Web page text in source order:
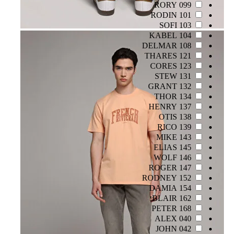
099 RORY
101 RODIN
103 SOFI
104 KABEL
108 DELMAR
121 THARES
123 CORES
131 STEW
132 GRANT
134 THOR
137 HENRY
138 OTIS
139 RICO
143 MIKE
145 ELIAS
146 WOLF
147 ROGER
152 RODNEY
154 DAMIA
162 BLAIR
168 PETER
040 ALEX
042 JOHN